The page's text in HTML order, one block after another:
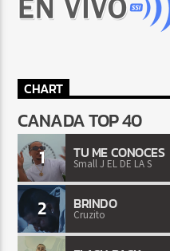
CHART
CANADA TOP 40
1 TU ME CONOCES
Small J EL DE LA S
2 BRINDO
Cruzito